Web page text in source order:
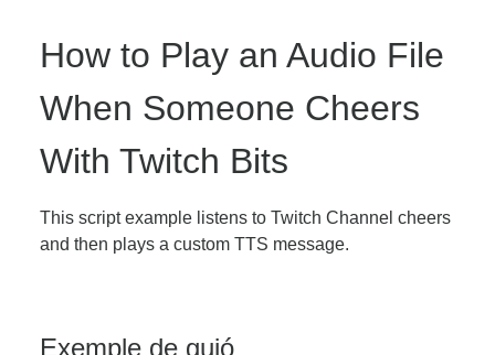
How to Play an Audio File
When Someone Cheers
With Twitch Bits
This script example listens to Twitch Channel cheers
and then plays a custom TTS message.
Exemple de guió